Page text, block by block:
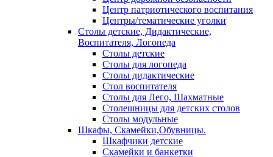
Центр патриотического воспитания
Центры/тематические уголки
Столы детские, Дидактические,
Воспитателя, Логопеда
Столы детские
Столы для логопеда
Столы дидактические
Стол воспитателя
Столы для Лего, Шахматные
Столешницы для детских столов
Столы модульные
Шкафы, Скамейки,Обувницы.
Шкафчики детские
Скамейки и банкетки